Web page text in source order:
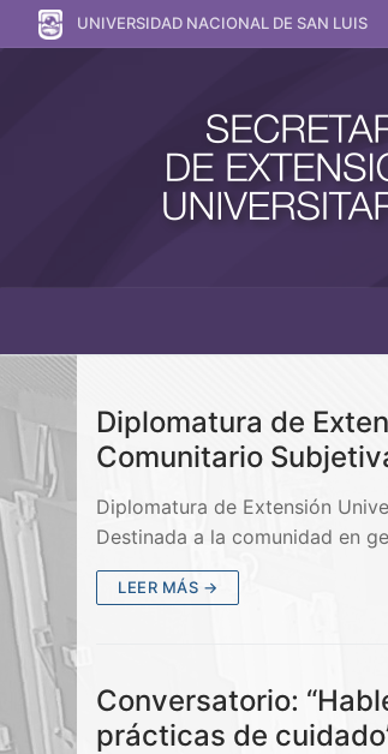
UNIVERSIDAD NACIONAL DE SAN LUIS
Diplomatura de
Comunitario
Diplomatura de Extensión
Destinada a la comunidad en
LEER MÁS →
Conversatorio:
prácticas de